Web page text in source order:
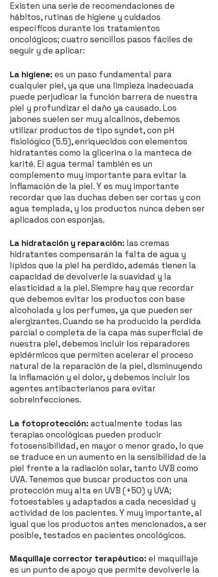
Existen una serie de recomendaciones de
hábitos, rutinas de higiene y cuidados
específicos durante los tratamientos
oncológicos; cuatro sencillos pasos fáciles de
seguir y de aplicar:
La higiene: es un paso fundamental para
cualquier piel, ya que una limpieza inadecuada
puede perjudicar la función barrera de nuestra
piel y profundizar el daño ya causado. Los
jabones suelen ser muy alcalinos, debemos
utilizar productos de tipo syndet, con pH
fisiológico (5.5), enriquecidos con elementos
hidratantes como la glicerina o la manteca de
karité. El agua termal también es un
complemento muy importante para evitar la
inflamación de la piel. Y es muy importante
recordar que las duchas deben ser cortas y con
agua templada, y los productos nunca deben ser
aplicados con esponjas.
La hidratación y reparación: las cremas
hidratantes compensarán la falta de agua y
lípidos que la piel ha perdido, además tienen la
capacidad de devolverle la suavidad y la
elasticidad a la piel. Siempre hay que recordar
que debemos evitar los productos con base
alcoholada y los perfumes, ya que pueden ser
alergizantes. Cuando se ha producido la perdida
parcial o completa de la capa más superficial de
nuestra piel, debemos incluir los reparadores
epidérmicos que permiten acelerar el proceso
natural de la reparación de la piel, disminuyendo
la inflamación y el dolor, y debemos incluir los
agentes antibacterianos para evitar
sobreinfecciones.
La fotoprotección: actualmente todas las
terapias oncológicas pueden producir
fotosensibilidad, en mayor o menor grado, lo que
se traduce en un aumento en la sensibilidad de la
piel frente a la radiación solar, tanto UVB como
UVA. Tenemos que buscar productos con una
protección muy alta en UVB (+50) y UVA;
fotoestables y adaptados a cada necesidad y
actividad de los pacientes. Y muy importante, al
igual que los productos antes mencionados, a ser
posible, testados en pacientes oncológicos.
Maquillaje corrector terapéutico: el maquillaje
es un punto de apoyo que permite devolverle la